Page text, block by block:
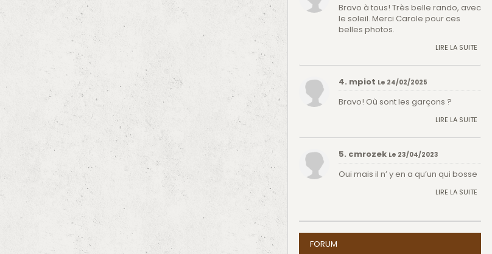
Bravo à tous! Très belle rando, avec
le soleil. Merci Carole pour ces
belles photos.
LIRE LA SUITE
4. mpiot Le 24/02/2025
Bravo! Où sont les garçons ?
LIRE LA SUITE
5. cmrozek Le 23/04/2023
Oui mais il n’ y en a qu’un qui bosse
LIRE LA SUITE
FORUM